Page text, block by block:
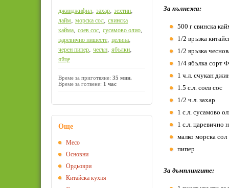
За пълнежа:
500 г свинска
1/2 връзка
1/2 връзка
1/4 ябълка сорт
1 ч.л. счукан
1.5 с.л. соев сос
1/2 ч.л. захар
1 с.л. сусамово
1 с.л. царевично
малко морска сол
пипер
За дъмплингите:
джинджифил, захар, зехтин,
лайм, морска сол, свинска
кайма, соев сос, сусамово олио,
царевично нишесте, целина,
черен пипер, чесън, ябълки,
яйце
Време за приготвяне: 35 мин.
Време за готвене: 1 час
Още
Месо
Основни
Ордьоври
Китайска кухня